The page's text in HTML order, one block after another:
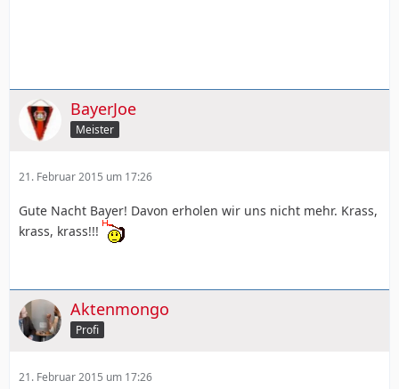
BayerJoe
Meister
21. Februar 2015 um 17:26
Gute Nacht Bayer! Davon erholen wir uns nicht mehr. Krass,
krass, krass!!!
Aktenmongo
Profi
21. Februar 2015 um 17:26